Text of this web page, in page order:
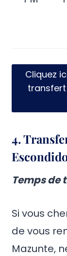
Cliquez
transfert
4.
Temps de
Si vous
de vous
Mazunte,